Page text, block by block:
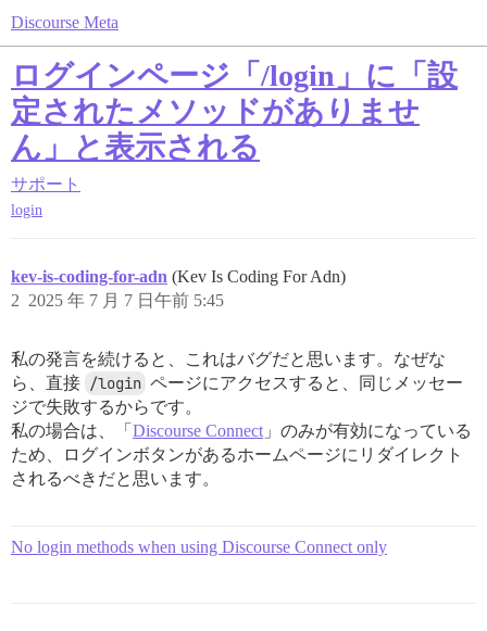
Discourse Meta
ログインページ「/login」に「設
定されたメソッドがありませ
ん」と表示される
サポート
login
kev-is-coding-for-adn (Kev Is Coding For Adn)
2025 年 7 月 7 日午前 5:45
2
私の発言を続けると、これはバグだと思います。なぜな
ら、直接 /login ページにアクセスすると、同じメッセー
ジで失敗するからです。
私の場合は、「 Discourse Connect 」のみが有効になっている
ため、ログインボタンがあるホームページにリダイレクト
されるべきだと思います。
No login methods when using Discourse Connect only